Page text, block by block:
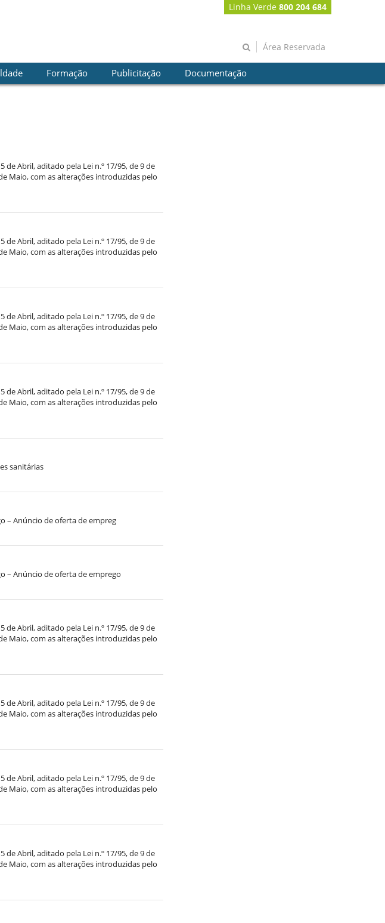
Linha Verde 800 204 684
Área Reservada
Formação Publicitação Documentação
de Abril, aditado pela Lei n.º 17/95, de 9 de
Maio, com as alterações introduzidas pelo
de Abril, aditado pela Lei n.º 17/95, de 9 de
Maio, com as alterações introduzidas pelo
de Abril, aditado pela Lei n.º 17/95, de 9 de
Maio, com as alterações introduzidas pelo
de Abril, aditado pela Lei n.º 17/95, de 9 de
Maio, com as alterações introduzidas pelo
sanitárias
– Anúncio de oferta de empreg
– Anúncio de oferta de emprego
de Abril, aditado pela Lei n.º 17/95, de 9 de
Maio, com as alterações introduzidas pelo
de Abril, aditado pela Lei n.º 17/95, de 9 de
Maio, com as alterações introduzidas pelo
de Abril, aditado pela Lei n.º 17/95, de 9 de
Maio, com as alterações introduzidas pelo
de Abril, aditado pela Lei n.º 17/95, de 9 de
Maio, com as alterações introduzidas pelo